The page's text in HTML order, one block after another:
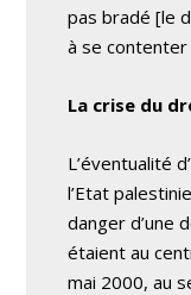
pas bradé [le
à se contenter
La crise du
L’éventualité
l’Etat
danger d’une
étaient au
mai 2000, au